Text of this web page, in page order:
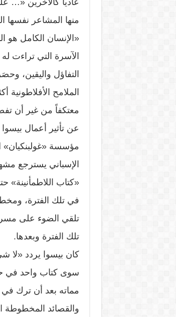
عادياً كالآخرين «…
منها المشاعر نفسها
«الإنسان الكامل هو
الآسرة التي تراءت
التفاؤل واليقين،
الملامح
معتكفاً من غير أن
عن تأثير أعمال
مؤسسة «غولبنكيان»
«كتاب اللاطمأنينة»
في تلك الفترة،
تلقي الضوء على مسرى
تلك الفترة وبعدها.
كان بيسوا يردد «لا
سوى كتاب واحد في
مماته بعد أن ترك
والقصائد المخطوطة